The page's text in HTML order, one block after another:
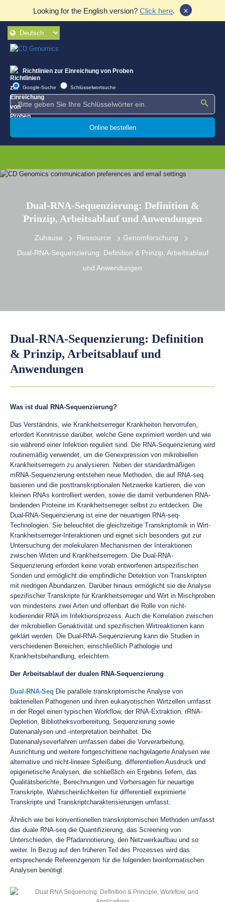
Looking for the English version? Click here. ×
Richtlinien zur Einreichung von Proben
Google-Suche Schlüsselwortsuche
Online bestellen
Dual-RNA-Sequenzierung: Definition &
Prinzip, Arbeitsablauf und Anwendungen
Zuhause Ressource
Genomforschung
Dual-RNA-Sequenzierung: Definition & Prinzip, Arbeitsablauf
und Anwendungen
Dual-RNA-Sequenzierung: Definition
& Prinzip, Arbeitsablauf und
Anwendungen
Was ist dual RNA-Sequenzierung?
Das Verständnis, wie Krankheitserreger Krankheiten hervorrufen,
erfordert Kenntnisse darüber, welche Gene exprimiert werden und wie
sie während einer Infektion reguliert sind. Die RNA-Sequenzierung wird
routinemäßig verwendet, um die Genexpression von mikrobiellen
Krankheitserregern zu analysieren. Neben der standardmäßigen
mRNA-Sequenzierung entstehen neue Methoden, die auf RNA-seq
basieren und die posttranskriptionalen Netzwerke kartieren, die von
kleinen RNAs kontrolliert werden, sowie die damit verbundenen RNA-
bindenden Proteine im Krankheitserreger selbst zu entdecken. Die
Dual-RNA-Sequenzierung ist eine der neuartigen RNA-seq-
Technologien. Sie beleuchtet die gleichzeitige Transkriptomik in Wirt-
Krankheitserreger-Interaktionen und eignet sich besonders gut zur
Untersuchung der molekularen Mechanismen der Interaktionen
zwischen Wirten und Krankheitserregern. Die Dual-RNA-
Sequenzierung erfordert keine vorab entworfenen artspezifischen
Sonden und ermöglicht die empfindliche Detektion von Transkripten
mit niedrigen Abundanzen. Darüber hinaus ermöglicht sie die Analyse
spezifischer Transkripte für Krankheitserreger und Wirt in Mischproben
von mindestens zwei Arten und offenbart die Rolle von nicht-
kodierender RNA im Infektionsprozess. Auch die Korrelation zwischen
der mikrobiellen Genaktivität und spezifischen Wirtreaktionen kann
geklärt werden. Die Dual-RNA-Sequenzierung kann die Studien in
verschiedenen Bereichen, einschließlich Pathologie und
Krankheitsbehandlung, erleichtern.
Der Arbeitsablauf der dualen RNA-Sequenzierung
Dual-RNA-Seq Die parallele transkriptomische Analyse von
bakteriellen Pathogenen und ihren eukaryotischen Wirtzellen umfasst
in der Regel einen typischen Workflow, der RNA-Extraktion, rRNA-
Depletion, Bibliotheksvorbereitung, Sequenzierung sowie
Datenanalysen und -interpretation beinhaltet. Die
Datenanalyseverfahren umfassen dabei die Vorverarbeitung,
Ausrichtung und weitere fortgeschrittene nachgelagerte Analysen wie
alternative und nicht-lineare Spleißung, differentiellen Ausdruck und
epigenetische Analysen, die schließlich ein Ergebnis liefern, das
Qualitätsberichte, Berechnungen und Vorhersagen für neuartige
Transkripte, Wahrscheinlichkeiten für differentiell exprimierte
Transkripte und Transkriptcharakterisierungen umfasst.
Ähnlich wie bei konventionellen transkriptomischen Methoden umfasst
das duale RNA-seq die Quantifizierung, das Screening von
Unterschieden, die Pfadannotierung, den Netzwerkaufbau und so
weiter. In Bezug auf den früheren Teil des Prozesses wird das
entsprechende Referenzgenom für die folgenden bioinformatischen
Analysen benötigt.